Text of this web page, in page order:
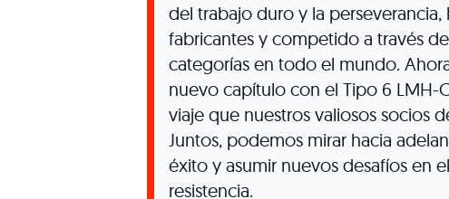
del trabajo duro y la
fabricantes y competido a través
categorías en todo el mundo.
nuevo capítulo con el Tipo 6 LMH-
viaje que nuestros valiosos socios
Juntos, podemos mirar hacia
éxito y asumir nuevos desafíos en
resistencia.